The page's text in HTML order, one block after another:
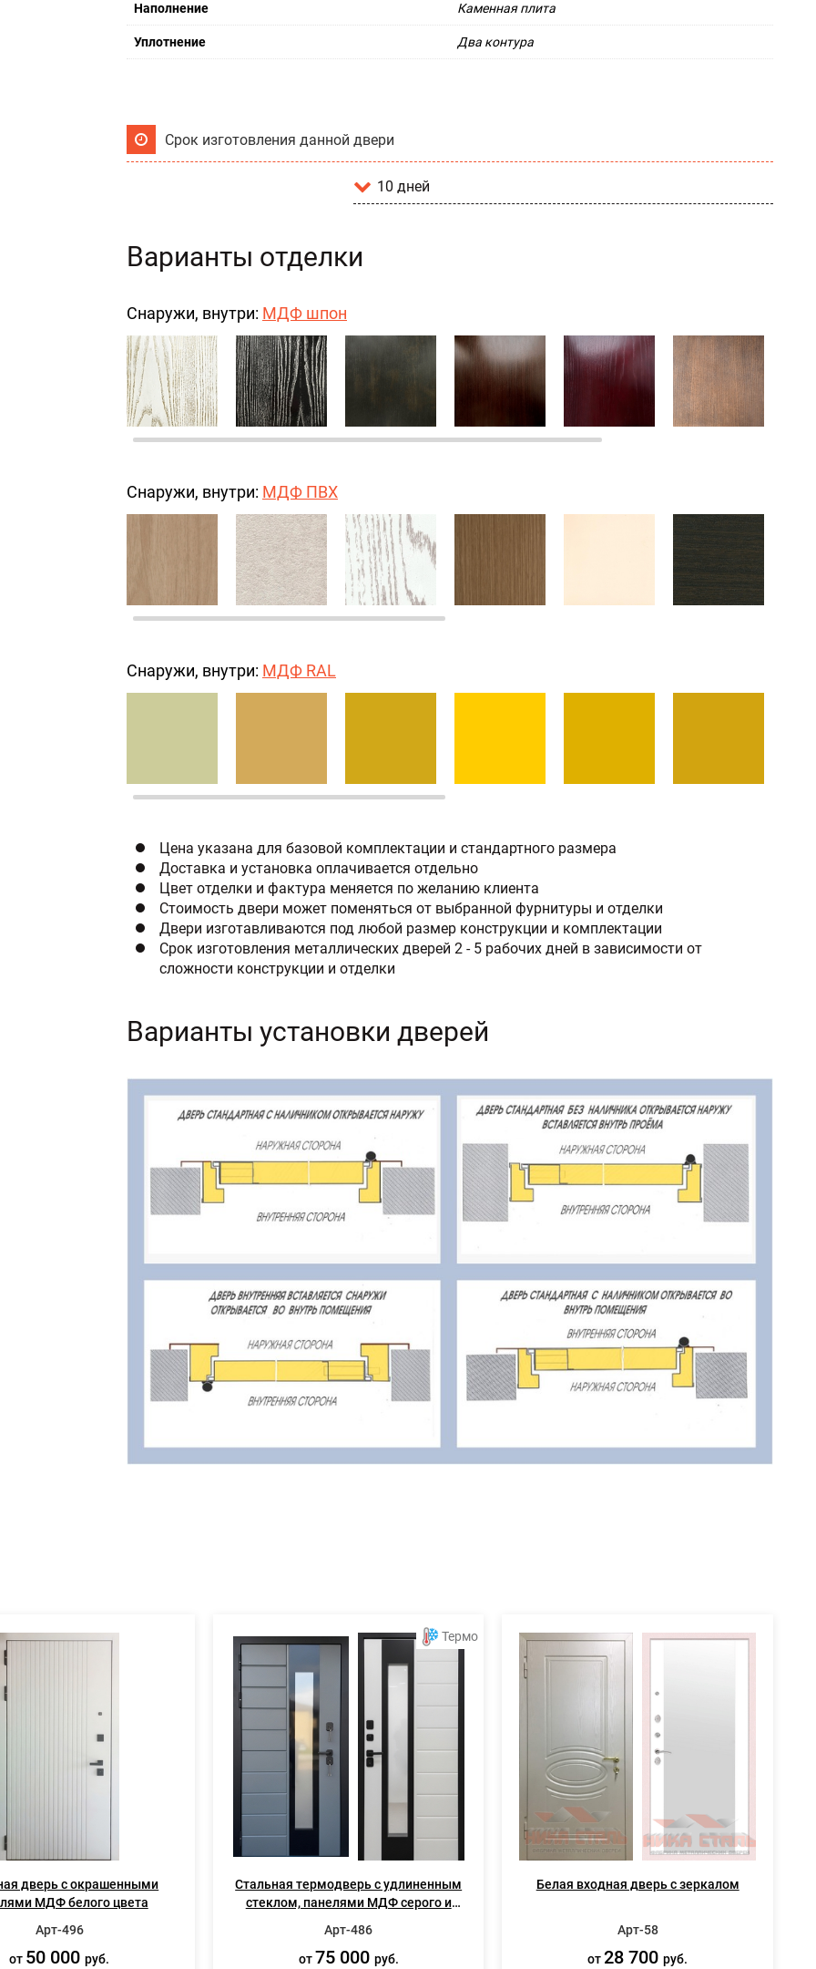
Наполнение Каменная плита
Уплотнение Два контура
Срок изготовления данной двери
10 дней
Варианты отделки
Снаружи, внутри: МДФ шпон
Снаружи, внутри: МДФ ПВХ
Снаружи, внутри: МДФ RAL
Цена указана для базовой комплектации и стандартного размера
Доставка и установка оплачивается отдельно
Цвет отделки и фактура меняется по желанию клиента
Стоимость двери может поменяться от выбранной фурнитуры и отделки
Двери изготавливаются под любой размер конструкции и комплектации
Срок изготовления металлических дверей 2 - 5 рабочих дней в зависимости от
сложности конструкции и отделки
Варианты установки дверей
дверь с окрашенными
МДФ белого цвета
Арт-496
от 50 000руб.
Термо
Стальная термодверь с удлиненным
стеклом, панелями МДФ серого и
Арт-486
от75 000 руб.
Белая входная дверь с зеркалом
Арт-58
от 28 700руб.